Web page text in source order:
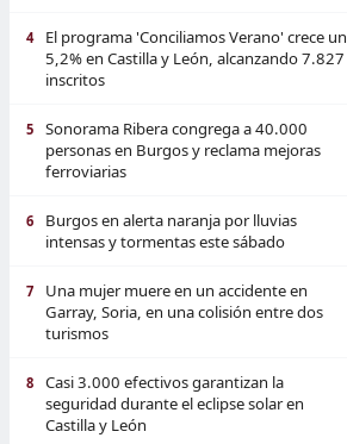
4
El programa 'Conciliamos Verano' crece un
5,2% en Castilla y León, alcanzando 7.827
inscritos
5
Sonorama Ribera congrega a 40.000
personas en Burgos y reclama mejoras
ferroviarias
6
Burgos en alerta naranja por lluvias
intensas y tormentas este sábado
7
Una mujer muere en un accidente en
Garray, Soria, en una colisión entre dos
turismos
8
Casi 3.000 efectivos garantizan la
seguridad durante el eclipse solar en
Castilla y León